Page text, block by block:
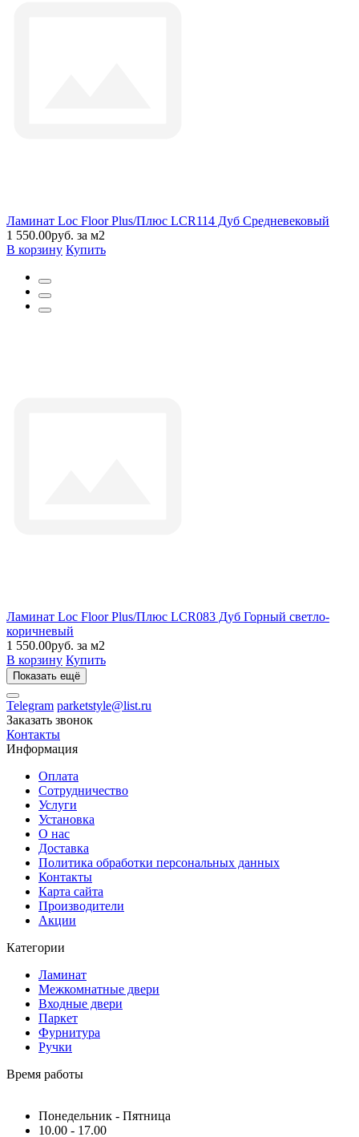
Ламинат Loc Floor Plus/Плюс LCR114 Дуб Средневековый
1 550.00руб. за м2
В корзину Купить
Ламинат Loc Floor Plus/Плюс LCR083 Дуб Горный светло-
коричневый
1 550.00руб. за м2
В корзину Купить
Показать ещё
Telegram parketstyle@list.ru
Заказать звонок
Контакты
Информация
Оплата
Сотрудничество
Услуги
Установка
О нас
Доставка
Политика обработки персональных данных
Контакты
Карта сайта
Производители
Акции
Категории
Ламинат
Межкомнатные двери
Входные двери
Паркет
Фурнитура
Ручки
Время работы
Понедельник - Пятница
10.00 - 17.00